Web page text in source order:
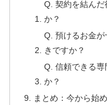
Q. 契約を結ん
か？
Q. 預けるお金
きですか？
Q. 信頼できる
か？
まとめ：今から始